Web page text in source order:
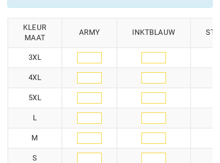
KLEUR
MAAT
ARMY INKTBLAUW
3XL
4XL
5XL
L
M
S